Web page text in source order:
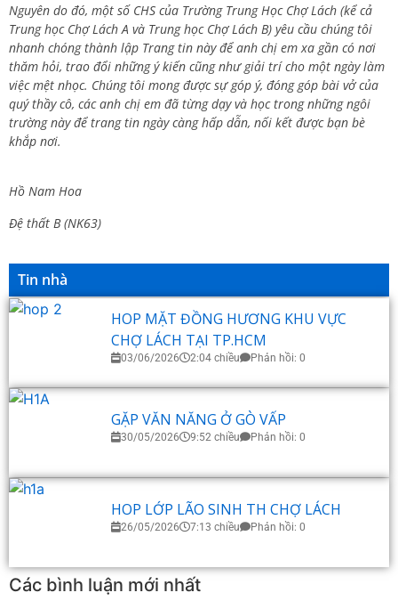
Nguyên do đó, một số CHS của Trường Trung Học Chợ Lách (kể cả
Trung học Chợ Lách A và Trung học Chợ Lách B) yêu cầu chúng tôi
nhanh chóng thành lập Trang tin này để anh chị em xa gần có nơi
thăm hỏi, trao đổi những ý kiến cũng như giải trí cho một ngày làm
việc mệt nhọc. Chúng tôi mong được sự góp ý, đóng góp bài vở của
quý thầy cô, các anh chị em đã từng dạy và học trong những ngôi
trường này để trang tin ngày càng hấp dẫn, nối kết được bạn bè
khắp nơi.
Hồ Nam Hoa
Đệ thất B (NK63)
Tin nhà
HOP MẶT ĐỒNG HƯƠNG KHU VỰC
CHỢ LÁCH TẠI TP.HCM
03/06/2026 2:04 chiều Phản hồi: 0
GẶP VĂN NĂNG Ở GÒ VẤP
30/05/2026 9:52 chiều Phản hồi: 0
HOP LỚP LÃO SINH TH CHỢ LÁCH
26/05/2026 7:13 chiều Phản hồi: 0
Các bình luận mới nhất